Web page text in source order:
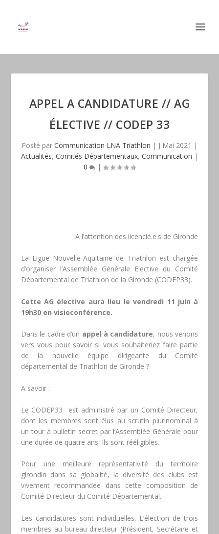
APPEL A CANDIDATURE // AG
ÉLECTIVE // CODEP 33
Posté par Communication LNA Triathlon | J Mai 2021 |
Actualités, Comités Départementaux, Communication |
0
|
A l’attention des licencié.e.s de Gironde
La Ligue Nouvelle-Aquitaine de Triathlon est chargée
d’organiser l’Assemblée Générale Elective du Comité
Départemental de Triathlon de la Gironde (CODEP33).
Cette AG élective aura lieu le vendredi 11 juin à
19h30 en visioconférence.
Dans le cadre d’un appel à candidature, nous venons
vers vous pour savoir si vous souhaiteriez faire partie
de la nouvelle équipe dirigeante du Comité
départemental de Triathlon de Gironde ?
A savoir :
Le CODEP33 est administré par un Comité Directeur,
dont les membres sont élus au scrutin plurinominal à
un tour à bulletin secret par l’Assemblée Générale pour
une durée de quatre ans. Ils sont rééligibles.
Pour une meilleure représentativité du territoire
girondin dans sa globalité, la diversité des clubs est
vivement recommandée dans cette composition de
Comité Directeur du Comité Départemental.
Les candidatures sont individuelles. L’élection de trois
membres au bureau directeur (Président, Secrétaire et